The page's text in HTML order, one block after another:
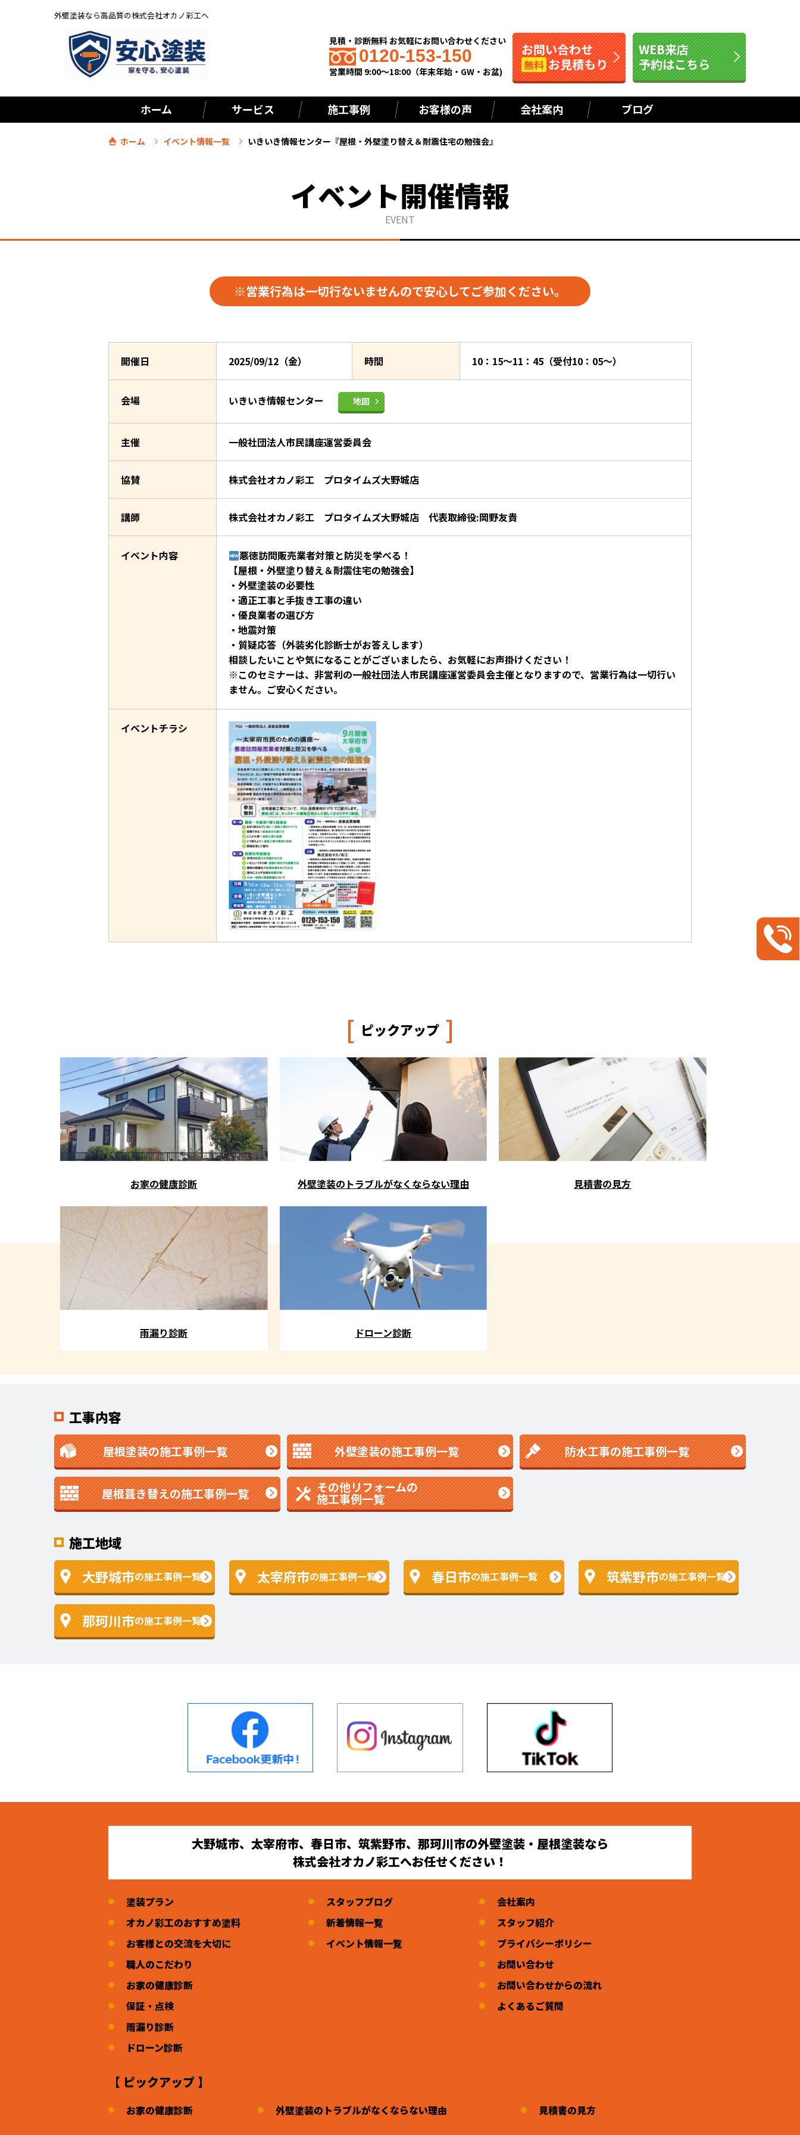
外壁塗装なら高品質の株式会社オカノ彩工へ
見積・診断無料 お気軽にお問い合わせください
0120-153-150
営業時間 9:00～18:00（年末年始・GW・お盆)
お問い合わせ
無料 お見積もり
WEB来店
予約はこちら
ホーム サービス 施工事例 お客様の声 会社案内 ブログ
ホーム イベント情報一覧 いきいき情報センター『屋根・外壁塗り替え＆耐震住宅の勉強会』
イベント開催情報
EVENT
※営業行為は一切行ないませんので安心してご参加ください。
開催日 2025/09/12（金） 時間 10：15～11：45（受付10：05～）
会場 いきいき情報センター 地図
主催 一般社団法人市民講座運営委員会
協賛 株式会社オカノ彩工 プロタイムズ大野城店
講師 株式会社オカノ彩工 プロタイムズ大野城店 代表取締役:岡野友貴
イベント内容
悪徳訪問販売業者対策と防災を学べる！
【屋根・外壁塗り替え＆耐震住宅の勉強会】
・外壁塗装の必要性
・適正工事と手抜き工事の違い
・優良業者の選び方
・地震対策
・質疑応答（外装劣化診断士がお答えします）
相談したいことや気になることがございましたら、お気軽にお声掛けください！
※このセミナーは、非営利の一般社団法人市民講座運営委員会主催となりますので、営業行為は一切行い
ません。ご安心ください。
イベントチラシ
[ ピックアップ ]
お家の健康診断 外壁塗装のトラブルがなくならない理由 見積書の見方
雨漏り診断 ドローン診断
工事内容
屋根塗装の施工事例一覧 外壁塗装の施工事例一覧 防水工事の施工事例一覧
屋根葺き替えの施工事例一覧 その他リフォームの
施工事例一覧
施工地域
大野城市の施工事例一覧 太宰府市の施工事例一覧 春日市の施工事例一覧 筑紫野市の施工事例一覧
那珂川市の施工事例一覧
大野城市、太宰府市、春日市、筑紫野市、那珂川市の外壁塗装・屋根塗装なら
株式会社オカノ彩工へお任せください！
塗装プラン
オカノ彩工のおすすめ塗料
お客様との交流を大切に
職人のこだわり
お家の健康診断
保証・点検
雨漏り診断
ドローン診断
スタッフブログ
新着情報一覧
イベント情報一覧
会社案内
スタッフ紹介
プライバシーポリシー
お問い合わせ
お問い合わせからの流れ
よくあるご質問
【 ピックアップ 】
お家の健康診断 外壁塗装のトラブルがなくならない理由 見積書の見方